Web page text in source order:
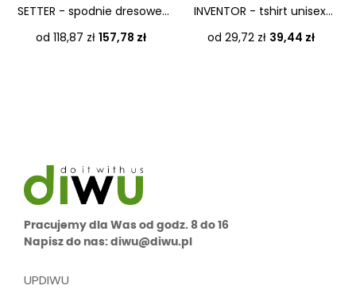
SETTER - spodnie dresowe...
od 118,87 zł Cena
157,78 zł
INVENTOR - tshirt unisex...
od 29,72 zł Cena
39,44 zł
Pracujemy dla Was od godz. 8 do 16
Napisz do nas: diwu@diwu.pl
UPDIWU